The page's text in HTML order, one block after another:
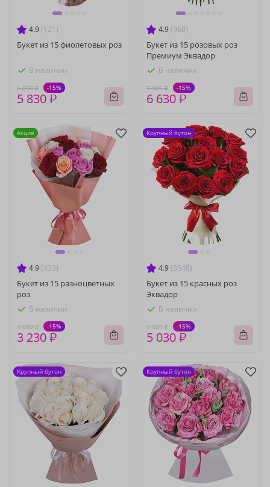
4.9 (121)
Букет из 15 фиолетовых роз
В наличии
6 860 ₽ -15%
5 830 ₽
4.9 (968)
Букет из 15 розовых роз
Премиум Эквадор
В наличии
7 800 ₽ -15%
6 630 ₽
4.9 (433)
Букет из 15 разноцветных
роз
В наличии
3 800 ₽ -15%
3 230 ₽
Акция
4.9 (3548)
Букет из 15 красных роз
Эквадор
В наличии
5 920 ₽ -15%
5 030 ₽
Крупный бутон
Крупный бутон Крупный бутон